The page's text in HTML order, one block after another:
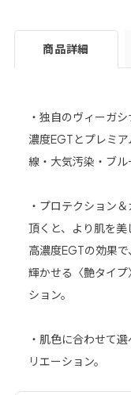
商品詳細
・独自のヴィーガ
濃度EGTとプレミ
線・大気汚染・ブル
・プロテクション
頂くと、より肌を美
高濃度EGTの効果
輝かせる〈艶タイ
ション。
・肌色に合わせて
リエーション。